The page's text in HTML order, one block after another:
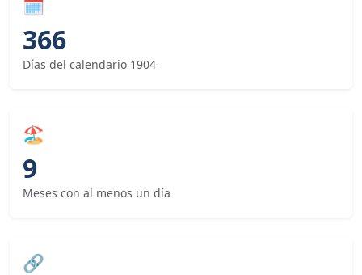
🗓
366
Días del calendario 1904
🏖
9
Meses con al menos un día
🔗